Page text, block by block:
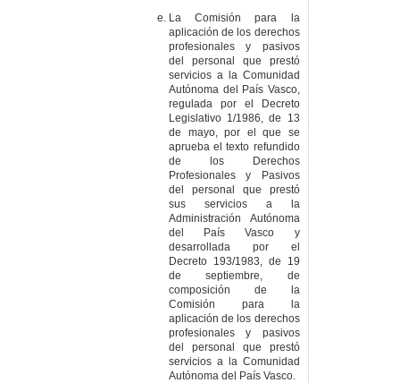
La Comisión para la
aplicación de los derechos
profesionales y pasivos
del personal que prestó
servicios a la Comunidad
Autónoma del País Vasco,
regulada por el Decreto
Legislativo 1/1986, de 13
de mayo, por el que se
aprueba el texto refundido
de los Derechos
Profesionales y Pasivos
del personal que prestó
sus servicios a la
Administración Autónoma
del País Vasco y
desarrollada por el
Decreto 193/1983, de 19
de septiembre, de
composición de la
Comisión para la
aplicación de los derechos
profesionales y pasivos
del personal que prestó
servicios a la Comunidad
Autónoma del País Vasco.